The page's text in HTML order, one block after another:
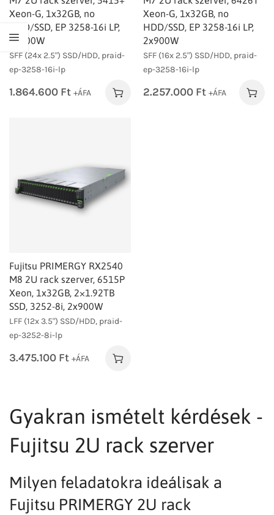
Xeon-G, 1x32GB, no
HDD/SSD, EP 3258-16i LP,
2x900W
SFF (24x 2.5") SSD/HDD, praid-
ep-3258-16i-lp
1.864.600 Ft +ÁFA
Xeon-G, 1x32GB, no
HDD/SSD, EP 3258-16i LP,
2x900W
SFF (16x 2.5") SSD/HDD, praid-
ep-3258-16i-lp
2.257.000 Ft +ÁFA
Fujitsu PRIMERGY RX2540
M8 2U rack szerver, 6515P
Xeon, 1x32GB, 2×1.92TB
SSD, 3252-8i, 2x900W
LFF (12x 3.5") SSD/HDD, praid-
ep-3252-8i-lp
3.475.100 Ft +ÁFA
Gyakran ismételt kérdések -
Fujitsu 2U rack szerver
Milyen feladatokra ideálisak a
Fujitsu PRIMERGY 2U rack